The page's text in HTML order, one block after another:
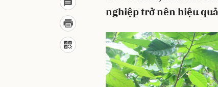
nghiệp trở nên hiệu